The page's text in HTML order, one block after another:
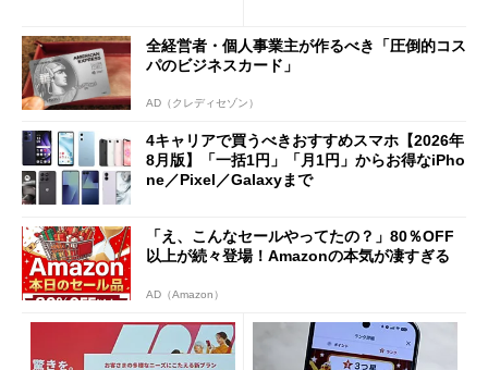
も
全経営者・個人事業主が作るべき「圧倒的コス
パのビジネスカード」
AD（クレディセゾン）
4キャリアで買うべきおすすめスマホ【2026年
8月版】「一括1円」「月1円」からお得なiPho
ne／Pixel／Galaxyまで
「え、こんなセールやってたの？」80％OFF
以上が続々登場！Amazonの本気が凄すぎる
AD（Amazon）